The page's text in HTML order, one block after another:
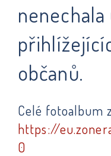
občanů.
Celé fotoalbum
https://
0